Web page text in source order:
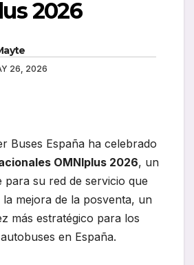
2026
26, 2026
Buses España ha celebrado
OMNIplus 2026, un
su red de servicio que
mejora de la posventa, un
más estratégico para los
en España.